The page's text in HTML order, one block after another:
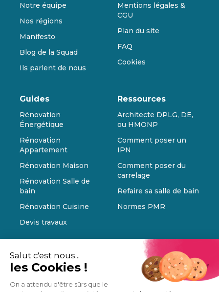
Salut c'est nous...
les Cookies !
On a attendu d'être sûrs que le
Notre équipe
Nos régions
Manifesto
Blog de la Squad
Ils parlent de nous
Mentions légales &
CGU
Plan du site
FAQ
Cookies
Guides
Rénovation
Énergétique
Rénovation
Appartement
Rénovation Maison
Rénovation Salle de
bain
Rénovation Cuisine
Devis travaux
Ressources
Architecte DPLG, DE,
ou HMONP
Comment poser un
IPN
Comment poser du
carrelage
Refaire sa salle de bain
Normes PMR